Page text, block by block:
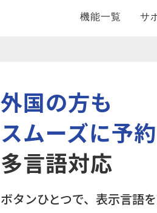
機能一覧 サ
外国の方も
スムーズに予
多言語対応
ボタンひとつで、表示言語